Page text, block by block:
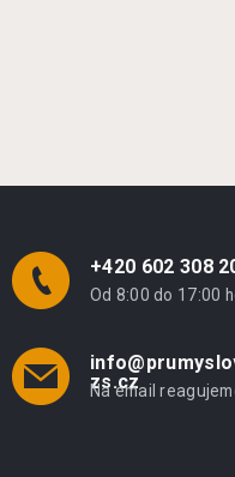
+420 602 308
Od 8:00 do 17:00
zs.cz
Na email